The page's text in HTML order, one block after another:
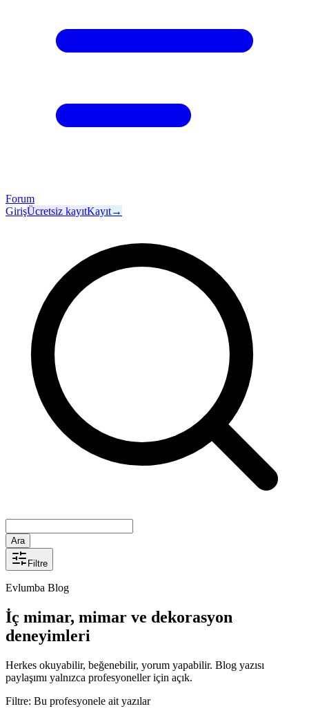
Forum
GirişÜcretsiz kayıtKayıt→
Ara
Filtre
Evlumba Blog
İç mimar, mimar ve dekorasyon
deneyimleri
Herkes okuyabilir, beğenebilir, yorum yapabilir. Blog yazısı
paylaşımı yalnızca profesyoneller için açık.
Filtre: Bu profesyonele ait yazılar